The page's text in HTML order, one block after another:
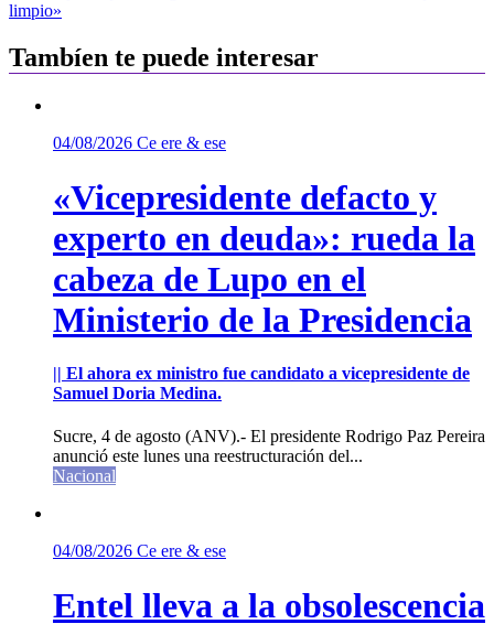
entradas
limpio»
Tambíen te puede interesar
04/08/2026 Ce ere & ese
«Vicepresidente defacto y
experto en deuda»: rueda la
cabeza de Lupo en el
Ministerio de la Presidencia
|| El ahora ex ministro fue candidato a vicepresidente de
Samuel Doria Medina.
Sucre, 4 de agosto (ANV).- El presidente Rodrigo Paz Pereira
anunció este lunes una reestructuración del...
Nacional
04/08/2026 Ce ere & ese
Entel lleva a la obsolescencia